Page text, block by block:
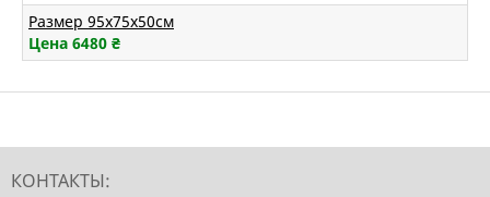
Размер 95х75х50см
Цена 6480 ₴
КОНТАКТЫ: